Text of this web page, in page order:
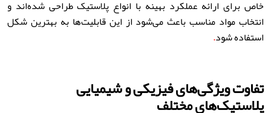
خاص برای ارائه عملکرد بهینه با انواع پلاستیک طراحی شده‌اند و
انتخاب مواد مناسب باعث می‌شود از این قابلیت‌ها به بهترین شکل
استفاده شود.
تفاوت ویژگی‌های فیزیکی و شیمیایی
پلاستیک‌های مختلف